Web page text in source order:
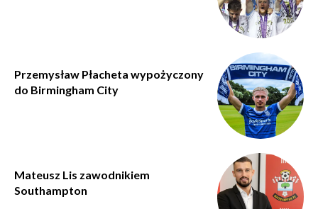
Przemysław Płacheta wypożyczony
do Birmingham City
Mateusz Lis zawodnikiem
Southampton